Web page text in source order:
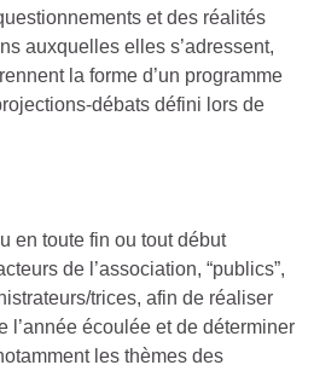
et des réalités
auxquelles elles s’adressent,
la forme d’un programme
débats défini lors de
en toute fin ou tout début
de l’association, “publics”,
trices, afin de réaliser
l’année écoulée et de déterminer
les thèmes des